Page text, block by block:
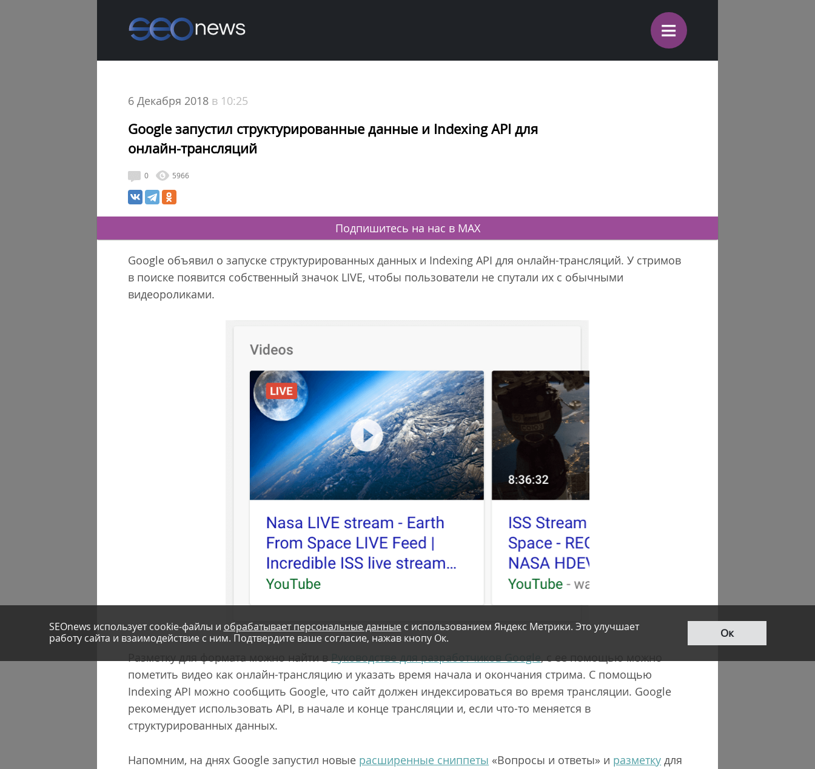
≡
6 Декабря 2018 в 10:25
Google запустил структурированные данные и Indexing API для
онлайн-трансляций
0 5966
Подпишитесь на нас в MAX
Google объявил о запуске структурированных данных и Indexing API для онлайн-трансляций. У стримов
в поиске появится собственный значок LIVE, чтобы пользователи не спутали их с обычными
видеороликами.
Разметку для формата можно найти вРуководстве для разработчиков Google, с ее помощью можно
пометить видео как онлайн-трансляцию и указать время начала и окончания стрима. С помощью
Indexing API можно сообщить Google, что сайт должен индексироваться во время трансляции. Google
рекомендует использовать API, в начале и конце трансляции и, если что-то меняется в
структурированных данных.
Напомним, на днях Google запустил новые расширенные сниппеты «Вопросы и ответы» и разметку для
SEOnews использует cookie-файлы и обрабатывает персональные данныес использованием Яндекс Метрики. Это улучшает
работу сайта и взаимодействие с ним. Подтвердите ваше согласие, нажав кнопу Ок.
Ок